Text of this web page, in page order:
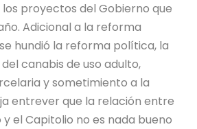
proyectos del Gobierno que
Adicional a la reforma
hundió la reforma política, la
canabis de uso adulto,
y sometimiento a la
entrever que la relación entre
y el Capitolio no es nada bueno